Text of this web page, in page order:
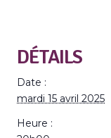
DÉTAILS
Date :
mardi 15 avril 2025
Heure :